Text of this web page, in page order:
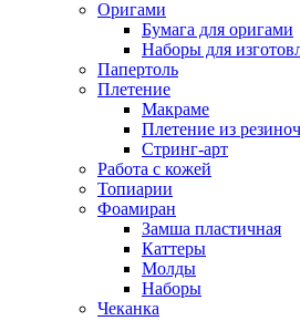
Оригами
Бумага для оригами
Наборы для
Папертоль
Плетение
Макраме
Плетение из
Стринг-арт
Работа с кожей
Топиарии
Фоамиран
Замша пластичная
Каттеры
Молды
Наборы
Чеканка